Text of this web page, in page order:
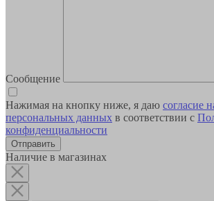
Сообщение
Нажимая на кнопку ниже, я даю согласие
персональных данных в соответствии с
конфиденциальности
Наличие в магазинах